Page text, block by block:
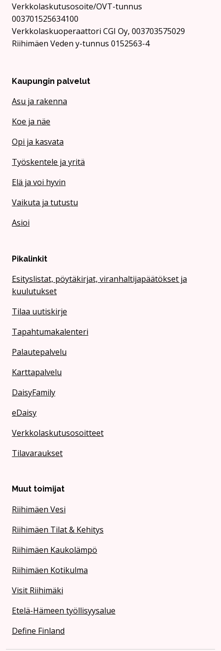
Verkkolaskutusosoite/OVT-tunnus
003701525634100
Verkkolaskuoperaattori CGI Oy, 003703575029
Riihimäen Veden y-tunnus 0152563-4
Kaupungin palvelut
Asu ja rakenna
Koe ja näe
Opi ja kasvata
Työskentele ja yritä
Elä ja voi hyvin
Vaikuta ja tutustu
Asioi
Pikalinkit
Esityslistat, pöytäkirjat, viranhaltijapäätökset ja
kuulutukset
Tilaa uutiskirje
Tapahtumakalenteri
Palautepalvelu
Karttapalvelu
DaisyFamily
eDaisy
Verkkolaskutusosoitteet
Tilavaraukset
Muut toimijat
Riihimäen Vesi
Riihimäen Tilat & Kehitys
Riihimäen Kaukolämpö
Riihimäen Kotikulma
Visit Riihimäki
Etelä-Hämeen työllisyysalue
Define Finland